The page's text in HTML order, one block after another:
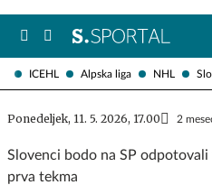
ICEHL Alpska liga NHL
Ponedeljek, 11. 5. 2026, 17.00 2
Slovenci bodo na SP
prva tekma